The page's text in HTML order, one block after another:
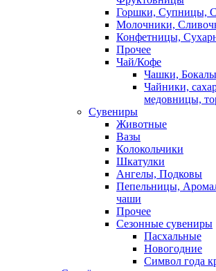
Горшки, Супницы,
Молочники,
Конфетницы,
Прочее
Чай/Кофе
Чашки,
Чайники,
медовницы,
Сувениры
Животные
Вазы
Колокольчики
Шкатулки
Ангелы, Подковы
Пепельницы,
чаши
Прочее
Сезонные сувениры
Пасхальные
Новогодние
Символ года